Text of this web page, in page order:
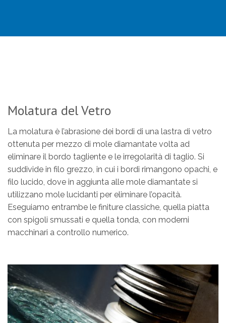
Molatura del Vetro
La molatura è l’abrasione dei bordi di una lastra di vetro
ottenuta per mezzo di mole diamantate volta ad
eliminare il bordo tagliente e le irregolarità di taglio. Si
suddivide in filo grezzo, in cui i bordi rimangono opachi, e
filo lucido, dove in aggiunta alle mole diamantate si
utilizzano mole lucidanti per eliminare l’opacità.
Eseguiamo entrambe le finiture classiche, quella piatta
con spigoli smussati e quella tonda, con moderni
macchinari a controllo numerico.